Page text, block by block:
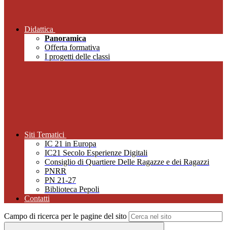
Didattica
Panoramica
Offerta formativa
I progetti delle classi
Siti Tematici
IC 21 in Europa
IC21 Secolo Esperienze Digitali
Consiglio di Quartiere Delle Ragazze e dei Ragazzi
PNRR
PN 21-27
Biblioteca Pepoli
Contatti
Campo di ricerca per le pagine del sito